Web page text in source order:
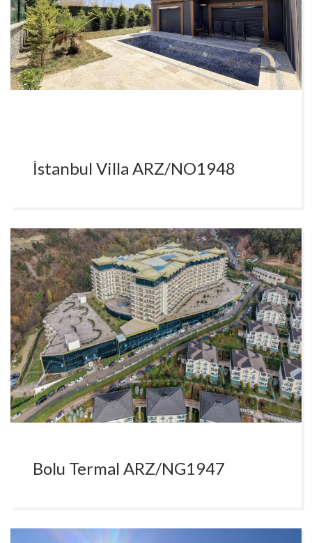
İstanbul Villa ARZ/NO1948
Bolu Termal ARZ/NG1947